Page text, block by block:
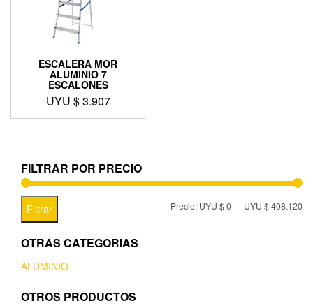
ESCALERA MOR
ALUMINIO 7
ESCALONES
UYU $3.907
FILTRAR POR PRECIO
Filtrar Precio: UYU $ 0—UYU $ 408.120
OTRAS CATEGORIAS
ALUMINIO
OTROS PRODUCTOS